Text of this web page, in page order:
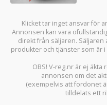
Klicket tar inget ansvar för
Annonsen kan vara
direkt från säljaren.
produkter och tjänster som är
OBS! V-reg.nr är ej äkta
annonsen om det
(exempelvis att fordonet
tilldelats ett